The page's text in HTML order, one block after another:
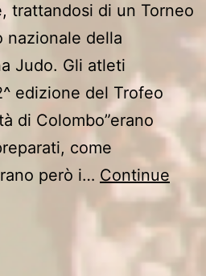
trattandosi di un Torneo
nazionale della
Judo. Gli atleti
edizione del Trofeo
di Colombo”erano
come
però i… Continue